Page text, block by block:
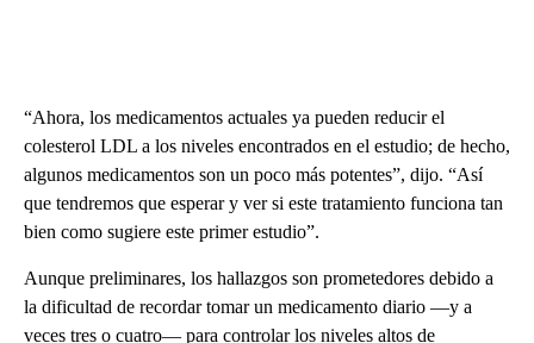
“Ahora, los medicamentos actuales ya pueden reducir el
colesterol LDL a los niveles encontrados en el estudio; de hecho,
algunos medicamentos son un poco más potentes”, dijo. “Así
que tendremos que esperar y ver si este tratamiento funciona tan
bien como sugiere este primer estudio”.
Aunque preliminares, los hallazgos son prometedores debido a
la dificultad de recordar tomar un medicamento diario —y a
veces tres o cuatro— para controlar los niveles altos de